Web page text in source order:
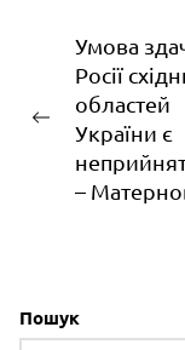
Навігація
записів
Попередній
запис:
Умова
Росії
областей
України є
–
Пошук